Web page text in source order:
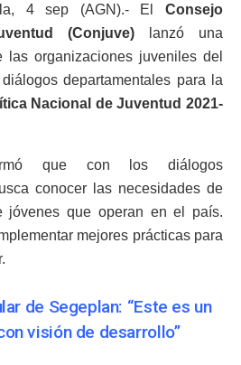
4 sep (AGN).- El Consejo
(Conjuve)lanzó una
las organizaciones juveniles del
departamentales para la
Nacional de Juventud 2021-
que con los diálogos
conocer las necesidades de
jóvenes que operan en el país.
mejores prácticas para
de Segeplan: “Este es un
visión de desarrollo”